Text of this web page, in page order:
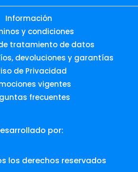
Información
y condiciones
tratamiento de datos
devoluciones y garantías
de Privacidad
vigentes
frecuentes
por:
los derechos reservados